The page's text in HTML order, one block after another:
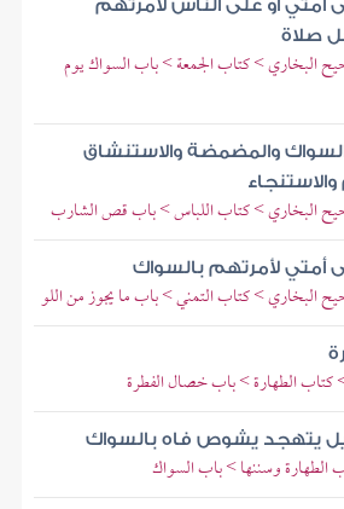
أمتي أو على الناس لأمرتهم
صلاة
البخاري > كتاب الجمعة > باب السواك يوم
والمضمضة والاستنشاق
البخاري > كتاب اللباس > باب قص الشارب
أمتي لأمرتهم بالسواك
البخاري > كتاب التمني > باب ما يجوز من اللو
الطهارة > باب خصال الفطرة
يتهجد يشوص فاه بالسواك
وسننها > باب السواك